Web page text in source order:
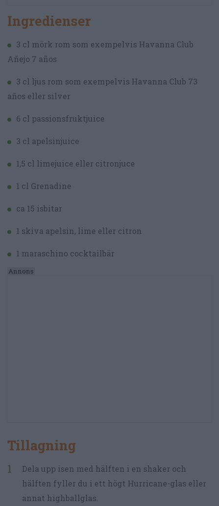
Ingredienser
3 cl mörk rom som exempelvis Havanna Club
Añejo 7 años
3 cl ljus rom som exempelvis Havanna Club 73
años eller silver
6 cl passionsfruktjuice
3 cl apelsinjuice
1,5 cl limejuice eller citronjuce
1 cl Grenadine
ca 15 isbitar
1 skiva apelsin, lime eller citron
1 maraschino cocktailbär
Tillagning
Dela upp isen med hälften i en shaker och
hälften fyller du i ett högt Hurricane-glas eller
annat highballglas.